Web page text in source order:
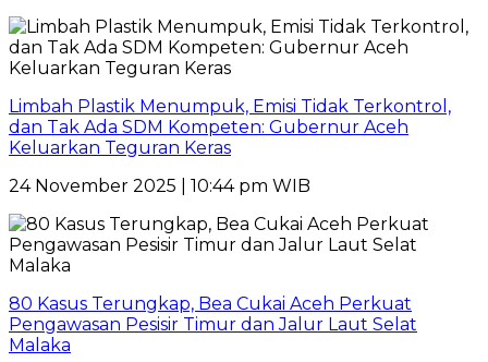
Limbah Plastik Menumpuk, Emisi Tidak Terkontrol,
dan Tak Ada SDM Kompeten: Gubernur Aceh
Keluarkan Teguran Keras
24 November 2025 | 10:44 pm WIB
80 Kasus Terungkap, Bea Cukai Aceh Perkuat
Pengawasan Pesisir Timur dan Jalur Laut Selat
Malaka